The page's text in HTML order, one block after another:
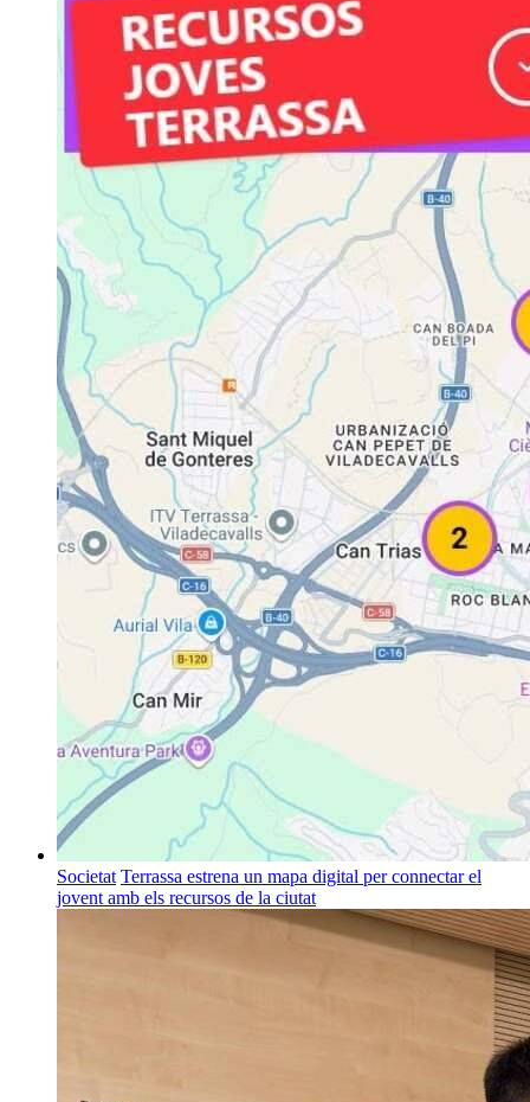
Societat Terrassa estrena un mapa digital per connectar el
jovent amb els recursos de la ciutat